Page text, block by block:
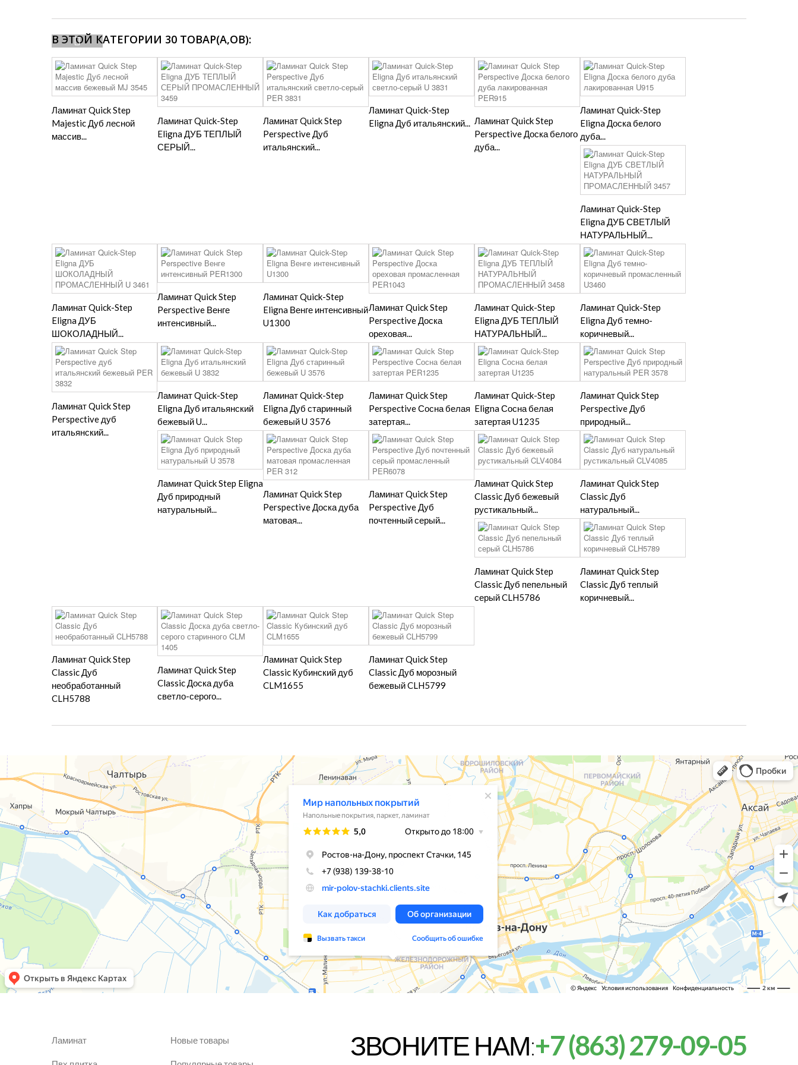
В ЭТОЙ КАТЕГОРИИ 30 ТОВАР(А,ОВ):
Ламинат Quick Step
Majestic Дуб лесной
массив...
Ламинат Quick-Step
Eligna ДУБ ТЕПЛЫЙ
СЕРЫЙ...
Ламинат Quick Step
Perspective Дуб
итальянский...
Ламинат Quick-Step
Eligna Дуб итальянский... Ламинат Quick Step
Perspective Доска белого
дуба...
Ламинат Quick-Step
Eligna Доска белого
дуба...
Ламинат Quick-Step
Eligna ДУБ СВЕТЛЫЙ
НАТУРАЛЬНЫЙ...
Ламинат Quick-Step
Eligna ДУБ
ШОКОЛАДНЫЙ...
Ламинат Quick Step
Perspective Венге
интенсивный...
Ламинат Quick-Step
Eligna Венге интенсивный
U1300
Ламинат Quick Step
Perspective Доска
ореховая...
Ламинат Quick-Step
Eligna ДУБ ТЕПЛЫЙ
НАТУРАЛЬНЫЙ...
Ламинат Quick-Step
Eligna Дуб темно-
коричневый...
Ламинат Quick Step
Perspective дуб
итальянский...
Ламинат Quick-Step
Eligna Дуб итальянский
бежевый U...
Ламинат Quick-Step
Eligna Дуб старинный
бежевый U 3576
Ламинат Quick Step
Perspective Сосна белая
затертая...
Ламинат Quick-Step
Eligna Сосна белая
затертая U1235
Ламинат Quick Step
Perspective Дуб
природный...
Ламинат Quick Step Eligna
Дуб природный
натуральный...
Ламинат Quick Step
Perspective Доска дуба
матовая...
Ламинат Quick Step
Perspective Дуб
почтенный серый...
Ламинат Quick Step
Classic Дуб бежевый
рустикальный...
Ламинат Quick Step
Classic Дуб
натуральный...
Ламинат Quick Step
Classic Дуб пепельный
серый CLH5786
Ламинат Quick Step
Classic Дуб теплый
коричневый...
Ламинат Quick Step
Classic Дуб
необработанный
CLH5788
Ламинат Quick Step
Classic Доска дуба
светло-серого...
Ламинат Quick Step
Classic Кубинский дуб
CLM1655
Ламинат Quick Step
Classic Дуб морозный
бежевый CLH5799
Ламинат Новые товары ЗВОНИТЕ НАМ:+7 (863) 279-09-05